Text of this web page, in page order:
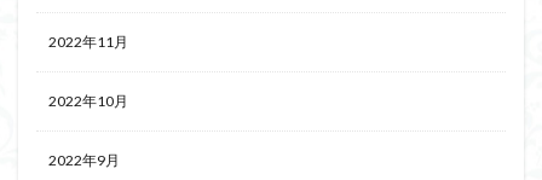
2022年11月
2022年10月
2022年9月